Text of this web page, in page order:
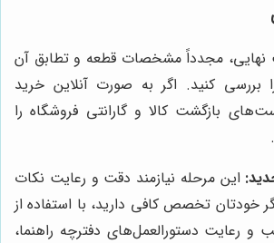
نهایی، مجدداً مشخصات قطعه و تطابق آن
بررسی کنید. اگر به صورت آنلاین خرید
بازگشت کالا و گارانتی فروشگاه را
این مرحله نیازمند دقت و رعایت نکات
خودتان تخصص کافی دارید، با استفاده از
و رعایت دستورالعمل‌های دفترچه راهنما،